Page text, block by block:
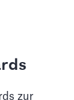
zur